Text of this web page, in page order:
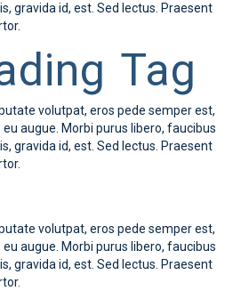
gravida id, est. Sed lectus. Praesent
Tag
volutpat, eros pede semper est,
augue. Morbi purus libero, faucibus
gravida id, est. Sed lectus. Praesent
volutpat, eros pede semper est,
augue. Morbi purus libero, faucibus
gravida id, est. Sed lectus. Praesent